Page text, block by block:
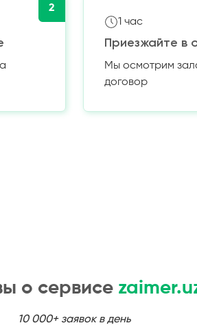
2
1 час
Приезжайте в
Мы осмотрим
договор
о сервисе
10 000+ заявок в день